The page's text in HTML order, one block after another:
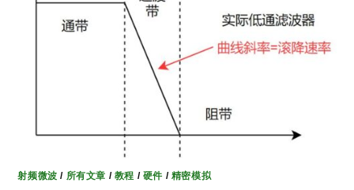
射频微波 / 所有文章 / 教程 / 硬件 / 精密模拟